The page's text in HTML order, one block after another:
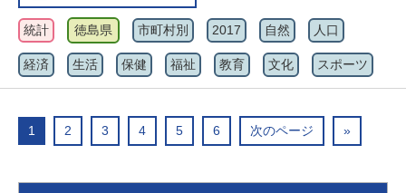
統計 徳島県 市町村別 2017 自然 人口
経済 生活 保健 福祉 教育 文化 スポーツ
1 2 3 4 5 6 次のページ »